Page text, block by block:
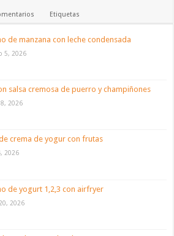
Etiquetas
de manzana con leche condensada
5, 2026
salsa cremosa de puerro y champiñones
2026
crema de yogur con frutas
2026
de yogurt 1,2,3 con airfryer
2026